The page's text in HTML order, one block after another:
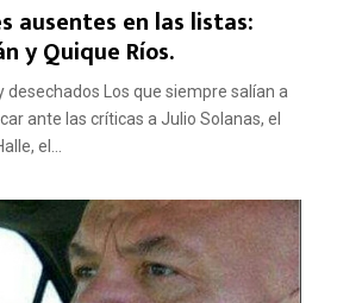
ausentes en las listas:
y Quique Ríos.
desechados Los que siempre salían a
ante las críticas a Julio Solanas, el
el...